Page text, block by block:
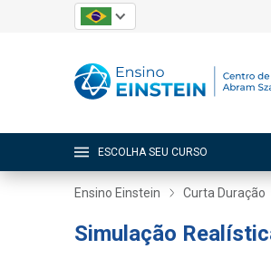
ESCOLHA SEU CURSO
Ensino Einstein Curta Duração
Simulação